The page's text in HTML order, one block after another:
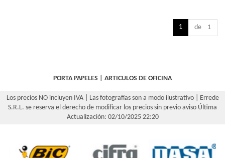
1 de 1
PORTA PAPELES ARTICULOS DE OFICINA
Los precios NO incluyen IVA | Las fotografías son a modo ilustrativo | Errede
S.R.L. se reserva el derecho de modificar los precios sin previo aviso Última
Actualización: 02/10/2025 22:20